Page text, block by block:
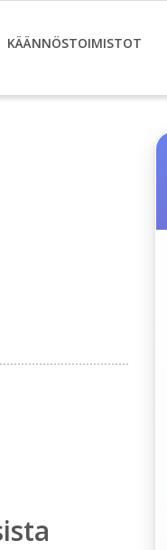
KÄÄNNÖSTOIMISTOT